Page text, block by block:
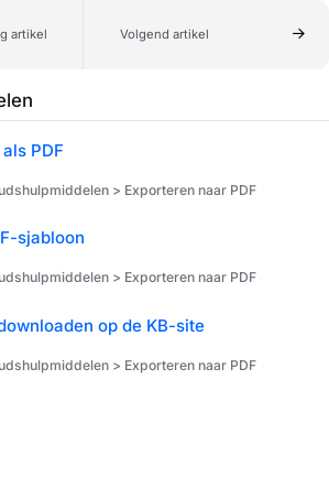
artikel Volgend artikel
PDF
> Exporteren naar PDF
sjabloon
> Exporteren naar PDF
op de KB-site
> Exporteren naar PDF